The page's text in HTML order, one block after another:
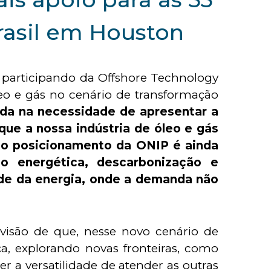
em Houston
da Offshore Technology
e gás no cenário de transformação
na necessidade de apresentar a
a nossa indústria de óleo e gás
posicionamento da ONIP é ainda
descarbonização e
da energia, onde a demanda não
de que, nesse novo cenário de
explorando novas fronteiras, como
a versatilidade de atender as outras